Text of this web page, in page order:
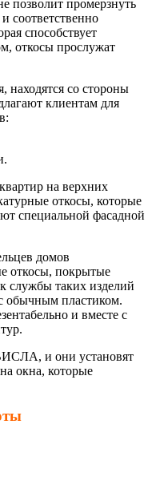
позволит промерзнуть
соответственно
способствует
откосы прослужат
находятся со стороны
клиентам для
на верхних
откосы, которые
специальной фасадной
домов
откосы, покрытые
службы таких изделий
обычным пластиком.
и вместе с
и они установят
окна, которые